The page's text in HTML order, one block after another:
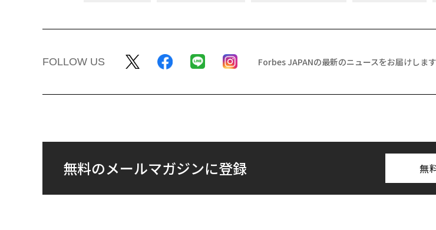
FOLLOW US Forbes JAPANの最新のニュースをお届けします
無料のメールマガジンに登録 無